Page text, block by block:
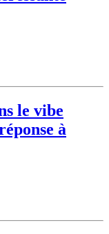
le vibe
à